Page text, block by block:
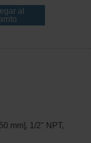
al
mm], 1/2" NPT,